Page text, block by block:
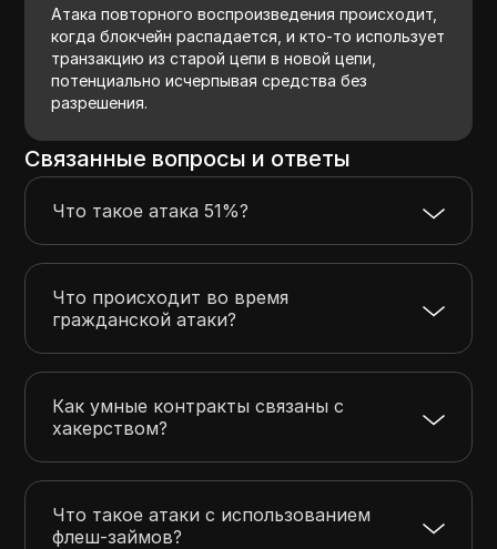
Атака повторного воспроизведения происходит,
когда блокчейн распадается, и кто-то использует
транзакцию из старой цепи в новой цепи,
потенциально исчерпывая средства без
разрешения.
Связанные вопросы и ответы
Что такое атака 51%?
Что происходит во время
гражданской атаки?
Как умные контракты связаны с
хакерством?
Что такое атаки с использованием
флеш-займов?